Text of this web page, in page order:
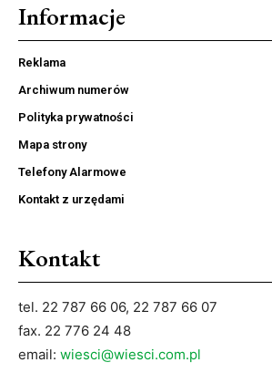
Informacje
Reklama
Archiwum numerów
Polityka prywatności
Mapa strony
Telefony Alarmowe
Kontakt z urzędami
Kontakt
tel. 22 787 66 06, 22 787 66 07
fax. 22 776 24 48
email: wiesci@wiesci.com.pl